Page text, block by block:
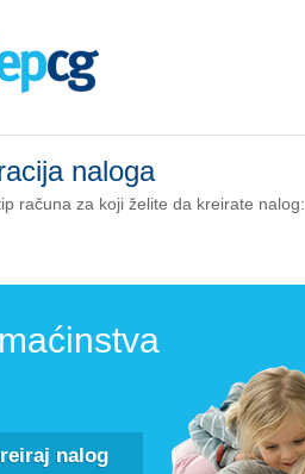
naloga
računa za koji želite da kreirate nalog:
nalog